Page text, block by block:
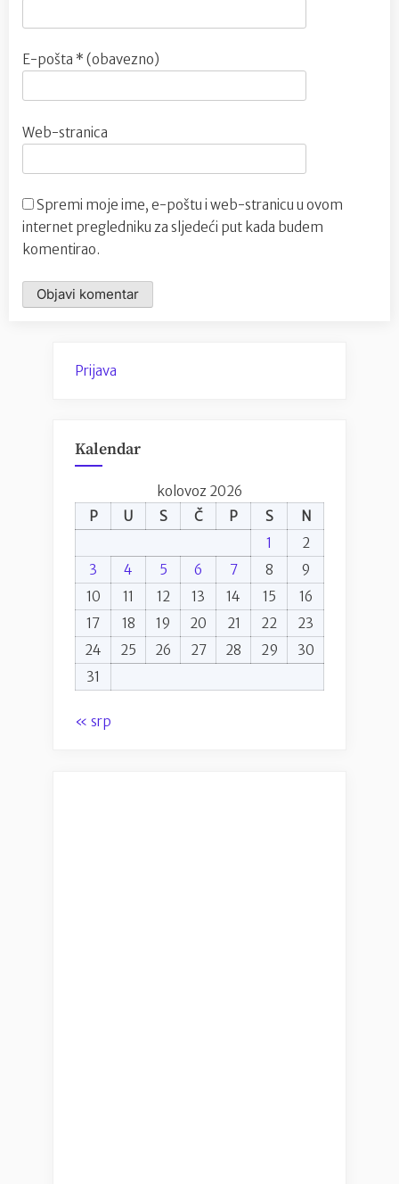
E-pošta * (obavezno)
Web-stranica
Spremi moje ime, e-poštu i web-stranicu u ovom
internet pregledniku za sljedeći put kada budem
komentirao.
Prijava
Kalendar
kolovoz 2026
P
U S Č P S
N
1
2
3
4 5 6 7 8
9
10
11 12 13 14 15
16
17
18 19 20 21 22
23
24
25 26 27 28 29
30
31
« srp